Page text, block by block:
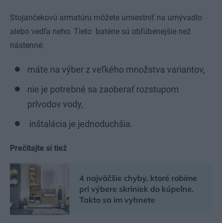
Stojančekovú armatúru môžete umiestniť na umývadlo
alebo vedľa neho. Tieto batérie sú obľúbenejšie než
nástenné:
máte na výber z veľkého množstva variantov,
nie je potrebné sa zaoberať rozstupom
prívodov vody,
inštalácia je jednoduchšia.
Prečítajte si tiež
4 najväčšie chyby, ktoré robíme
pri výbere skriniek do kúpeľne.
Takto sa im vyhnete